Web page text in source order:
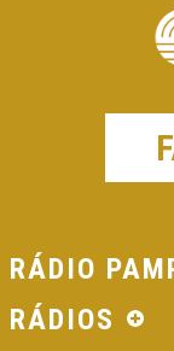
RÁDIO
RÁDIOS